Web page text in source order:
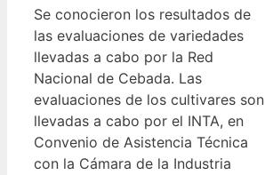
Se conocieron los resultados de
las evaluaciones de variedades
llevadas a cabo por la Red
Nacional de Cebada. Las
evaluaciones de los cultivares son
llevadas a cabo por el INTA, en
Convenio de Asistencia Técnica
con la Cámara de la Industria